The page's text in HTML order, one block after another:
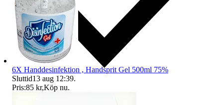
6X Handdesinfektion , Handsprit Gel 500ml 75%
Sluttid13 aug 12:39.
Pris:85 kr,Köp nu.